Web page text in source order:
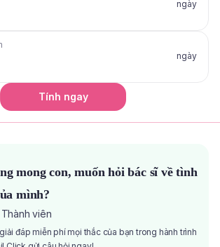
ngày
ngày
Tính ngay
mong con, muốn hỏi bác sĩ về tình
mình?
Thành viên
đáp miễn phí mọi thắc của bạn trong hành trình